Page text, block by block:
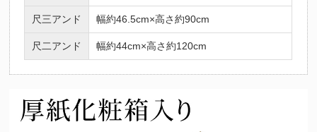
尺三アンド 幅約46.5cm×高さ約90cm
尺二アンド 幅約44cm×高さ約120cm